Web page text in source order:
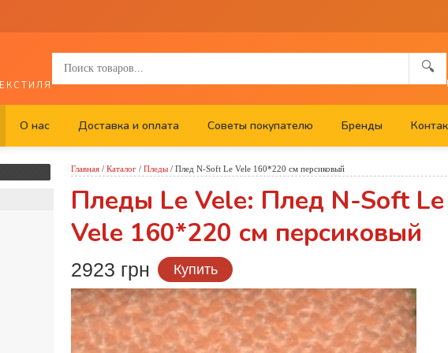
🔍
О нас Доставка и оплата Советы покупателю Бренды
Главная / Каталог / Пледы / Плед N-Soft Le Vele 160*220 см персиковый
Пледы Le Vele: Плед N-Soft Le
Vele 160*220 см персиковый
2923 грн Купить